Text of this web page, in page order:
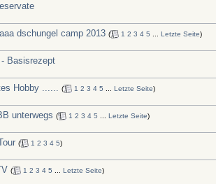
dschungel camp 2013 ( 1 2 3 4 5 Letzte Seite)
Basisrezept
Hobby ...... ( 1 2 3 4 5 Letzte Seite)
unterwegs ( 1 2 3 4 5 Letzte Seite)
( 1 2 3 4 5)
( 1 2 3 4 5 Letzte Seite)